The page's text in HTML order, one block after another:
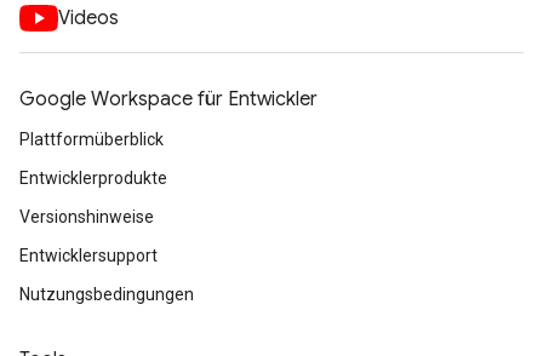
Videos
Google Workspace für Entwickler
Plattformüberblick
Entwicklerprodukte
Versionshinweise
Entwicklersupport
Nutzungsbedingungen